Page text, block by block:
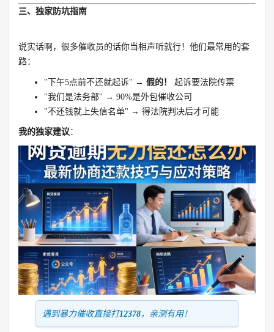
三、独家防坑指南
说实话啊，很多催收员的话你当相声听就行！他们最常用的套
路：
"下午5点前不还就起诉" → 假的！
起诉要法院传票
"我们是法务部" → 90%是外包催收公司
"不还钱就上失信名单" → 得法院判决后才可能
我的独家建议 ：
遇到暴力催收直接打12378，亲测有用！